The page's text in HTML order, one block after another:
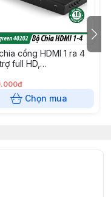
cổng HDMI 1 ra 4
full HD,
40202 Cao cấp
Chọn mua